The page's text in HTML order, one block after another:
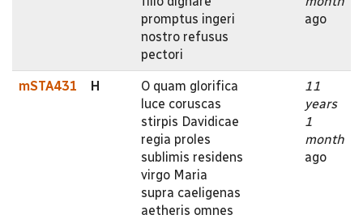
promptus ingeri
nostro refusus
pectori
ago
mSTA431 H
O quam glorifica
luce coruscas
stirpis Davidicae
regia proles
sublimis residens
virgo Maria
supra caeligenas
aetheris omnes
11
years
1
month
ago